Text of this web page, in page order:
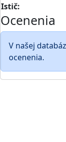
Istič:
Ocenenia
V našej
ocenenia.